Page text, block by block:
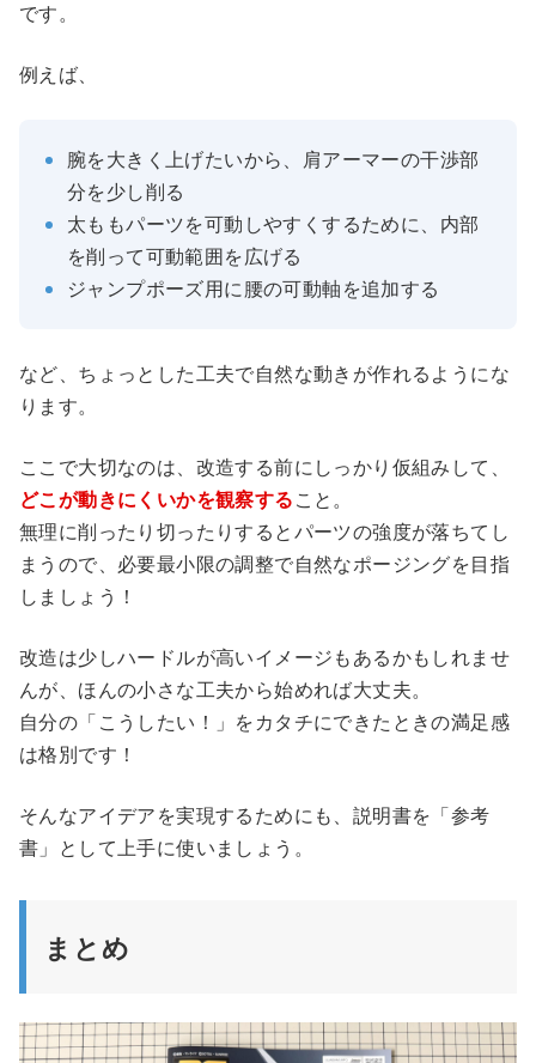
です。
例えば、
腕を大きく上げたいから、肩アーマーの干渉部
分を少し削る
太ももパーツを可動しやすくするために、内部
を削って可動範囲を広げる
ジャンプポーズ用に腰の可動軸を追加する
など、ちょっとした工夫で自然な動きが作れるようにな
ります。
ここで大切なのは、改造する前にしっかり仮組みして、
どこが動きにくいかを観察する こと。
無理に削ったり切ったりするとパーツの強度が落ちてし
まうので、必要最小限の調整で自然なポージングを目指
しましょう！
改造は少しハードルが高いイメージもあるかもしれませ
んが、ほんの小さな工夫から始めれば大丈夫。
自分の「こうしたい！」をカタチにできたときの満足感
は格別です！
そんなアイデアを実現するためにも、説明書を「参考
書」として上手に使いましょう。
まとめ